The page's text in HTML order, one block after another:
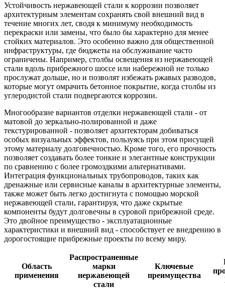
Устойчивость нержавеющей стали к коррозии позволяет
архитектурным элементам сохранять свой внешний вид в
течение многих лет, сводя к минимуму необходимость
перекраски или замены, что было бы характерно для менее
стойких материалов. Это особенно важно для общественной
инфраструктуры, где бюджеты на обслуживание часто
ограничены. Например, столбы освещения из нержавеющей
стали вдоль прибрежного шоссе или набережной не только
прослужат дольше, но и позволят избежать ржавых разводов,
которые могут омрачить бетонное покрытие, когда столбы из
углеродистой стали подвергаются коррозии.
Многообразие вариантов отделки нержавеющей стали - от
матовой до зеркально-полированной и даже
текстурированной - позволяет архитекторам добиваться
особых визуальных эффектов, пользуясь при этом присущей
этому материалу долговечностью. Кроме того, его прочность
позволяет создавать более тонкие и элегантные конструкции
по сравнению с более громоздкими альтернативами.
Интеграция функциональных трубопроводов, таких как
дренажные или сервисные каналы в архитектурные элементы,
также может быть легко достигнута с помощью морской
нержавеющей стали, гарантируя, что даже скрытые
компоненты будут долговечны в суровой прибрежной среде.
Это двойное преимущество - эксплуатационные
характеристики и внешний вид - способствует ее внедрению в
дорогостоящие прибрежные проекты по всему миру.
Область
применения
Распространенные
марки
нержавеющей
стали
Ключевые
преимущества